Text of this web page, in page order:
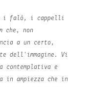
i falò, i cappelli
che, non
a un certo,
dell'immagine. Vi
e
in ampiezza che in